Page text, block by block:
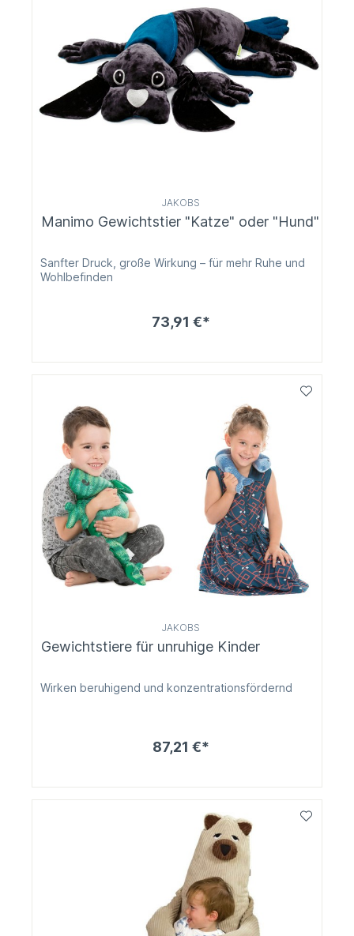
JAKOBS
Manimo Gewichtstier "Katze" oder "Hund"
Sanfter Druck, große Wirkung – für mehr Ruhe und
Wohlbefinden
73,91 €*
JAKOBS
Gewichtstiere für unruhige Kinder
Wirken beruhigend und konzentrationsfördernd
87,21 €*